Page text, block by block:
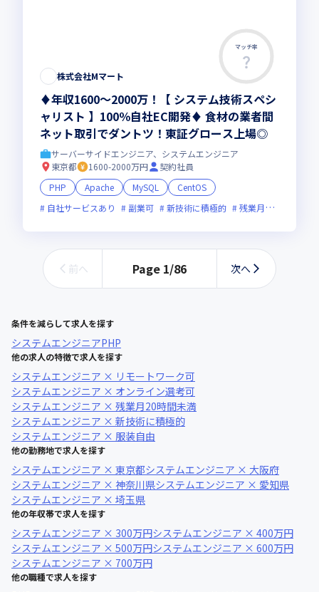
マッチ率
株式会社Mマート
♦年収1600～2000万！【 システム技術スペシ
ャリスト 】100％自社EC開発♦ 食材の業者間
ネット取引でダントツ！東証グロース上場◎
サーバーサイドエンジニア、システムエンジニア
東京都
1600-2000万円
契約社員
PHP
Apache MySQL
CentOS
自社サービスあり
副業可 新技術に積極的 残業月20時間未満
前へ Page 1/86 次へ
条件を減らして求人を探す
システムエンジニアPHP
他の求人の特徴で求人を探す
システムエンジニア × リモートワーク可
システムエンジニア × オンライン選考可
システムエンジニア × 残業月20時間未満
システムエンジニア × 新技術に積極的
システムエンジニア × 服装自由
他の勤務地で求人を探す
システムエンジニア × 東京都システムエンジニア × 大阪府
システムエンジニア × 神奈川県システムエンジニア × 愛知県
システムエンジニア × 埼玉県
他の年収帯で求人を探す
システムエンジニア × 300万円システムエンジニア × 400万円
システムエンジニア × 500万円システムエンジニア × 600万円
システムエンジニア × 700万円
他の職種で求人を探す